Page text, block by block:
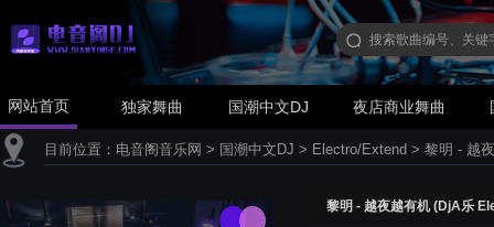
网站首页 独家舞曲 国潮中文DJ 夜店商业舞曲
目前位置： 电音阁音乐网 > 国潮中文DJ > Electro/Extend > 黎明 - 越
黎明 - 越夜越有机 (DjA乐